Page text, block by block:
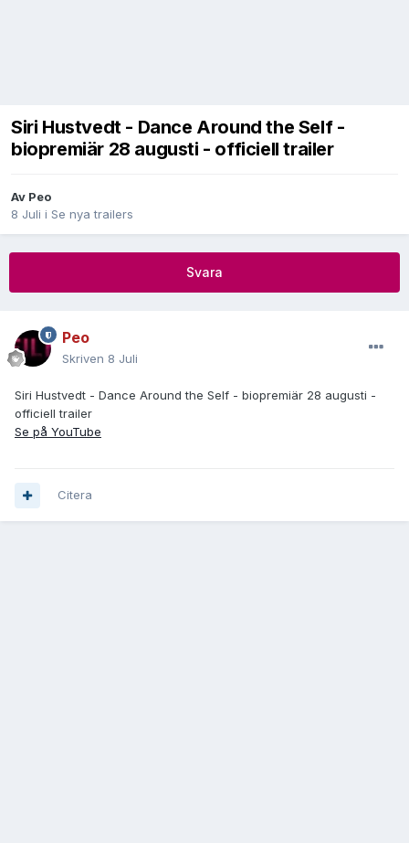
Siri Hustvedt - Dance Around the Self -
biopremiär 28 augusti - officiell trailer
Av Peo
8 Juli i Se nya trailers
Svara
Peo
Skriven 8 Juli
Siri Hustvedt - Dance Around the Self - biopremiär 28 augusti -
officiell trailer
Se på YouTube
Citera